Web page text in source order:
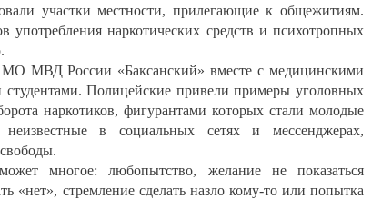
участки местности, прилегающие к общежитиям.
употребления наркотических средств и психотропных
МВД России «Баксанский» вместе с медицинскими
студентами. Полицейские привели примеры уголовных
наркотиков, фигурантами которых стали молодые
в социальных сетях и мессенджерах,
многое: любопытство, желание не показаться
«нет», стремление сделать назло кому-то или попытка